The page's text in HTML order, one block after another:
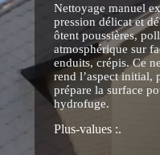
Nettoyage manuel
pression délicat et
ôtent poussières,
atmosphérique sur
enduits, crépis. Ce
rend l’aspect initial,
prépare la surface
hydrofuge.
Plus-values :.